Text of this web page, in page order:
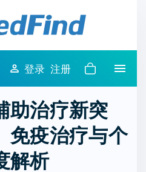
登录 注册
助治疗新突
免疫治疗与个
解析